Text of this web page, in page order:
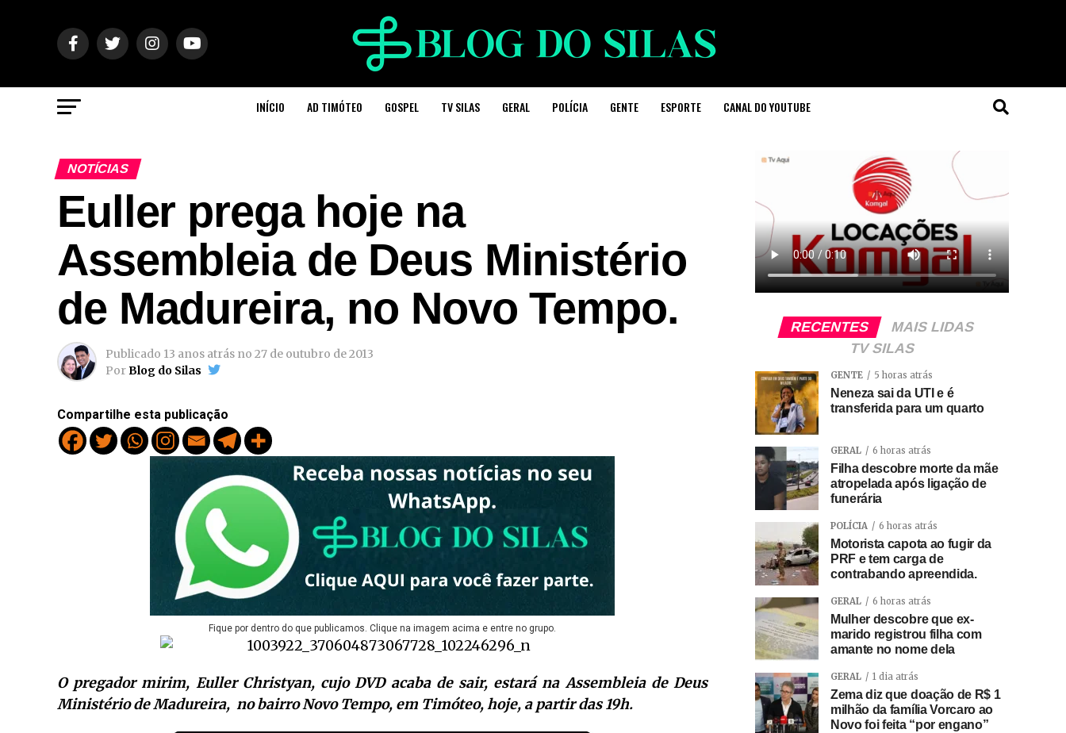
INÍCIO AD TIMÓTEO GOSPEL TV SILAS GERAL POLÍCIA GENTE ESPORTE CANAL DO YOUTUBE
NOTÍCIAS
Euller prega hoje na
Assembleia de Deus Ministério
de Madureira, no Novo Tempo.
Publicado 13 anos atrás no 27 de outubro de 2013
PorBlog do Silas
Compartilhe esta publicação
Fique por dentro do que publicamos. Clique na imagem acima e entre no grupo.
O pregador mirim, Euller Christyan, cujo DVD acaba de sair, estará na Assembleia de Deus
Ministério de Madureira, no bairro Novo Tempo, em Timóteo, hoje, a partir das 19h.
RECENTES
MAIS LIDAS
TV SILAS
GENTE 5 horas atrás
Neneza sai da UTI e é
transferida para um quarto
GERAL 6 horas atrás
Filha descobre morte da mãe
atropelada após ligação de
funerária
POLÍCIA 6 horas atrás
Motorista capota ao fugir da
PRF e tem carga de
contrabando apreendida.
GERAL 6 horas atrás
Mulher descobre que ex-
marido registrou filha com
amante no nome dela
GERAL 1 dia atrás
Zema diz que doação de R$ 1
milhão da família Vorcaro ao
Novo foi feita “por engano”